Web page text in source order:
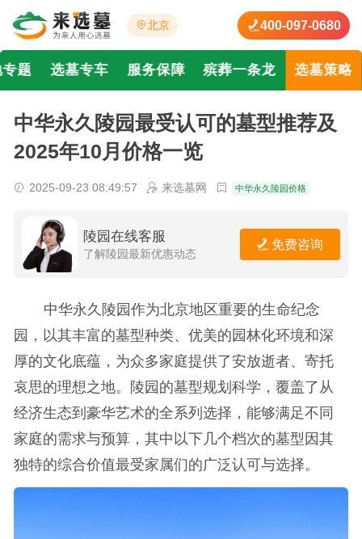
北京 400-097-0680
题 选墓专车 服务保障 殡葬一条龙 选墓策略
中华永久陵园最受认可的墓型推荐及
2025年10月价格一览
2025-09-23 08:49:57 来选墓网 中华永久陵园价格
陵园在线客服
了解陵园最新优惠动态
免费咨询
中华永久陵园作为北京地区重要的生命纪念
园，以其丰富的墓型种类、优美的园林化环境和深
厚的文化底蕴，为众多家庭提供了安放逝者、寄托
哀思的理想之地。陵园的墓型规划科学，覆盖了从
经济生态到豪华艺术的全系列选择，能够满足不同
家庭的需求与预算，其中以下几个档次的墓型因其
独特的综合价值最受家属们的广泛认可与选择。